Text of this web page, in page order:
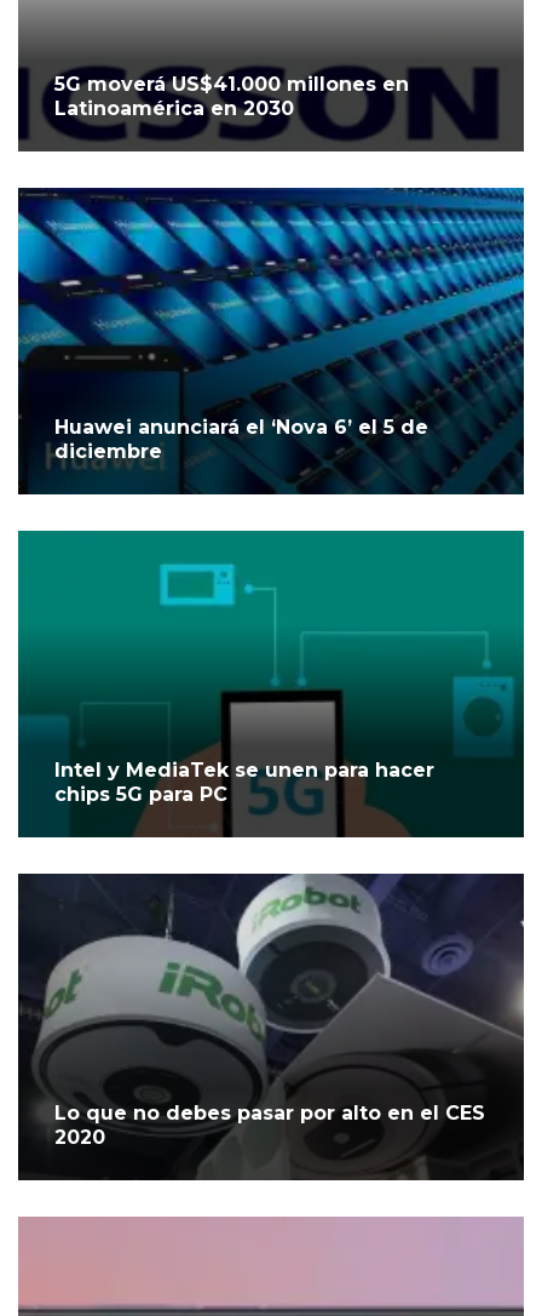
5G moverá US$41.000 millones en
Latinoamérica en 2030
Huawei anunciará el ‘Nova 6’ el 5 de
diciembre
Intel y MediaTek se unen para hacer
chips 5G para PC
Lo que no debes pasar por alto en el CES
2020